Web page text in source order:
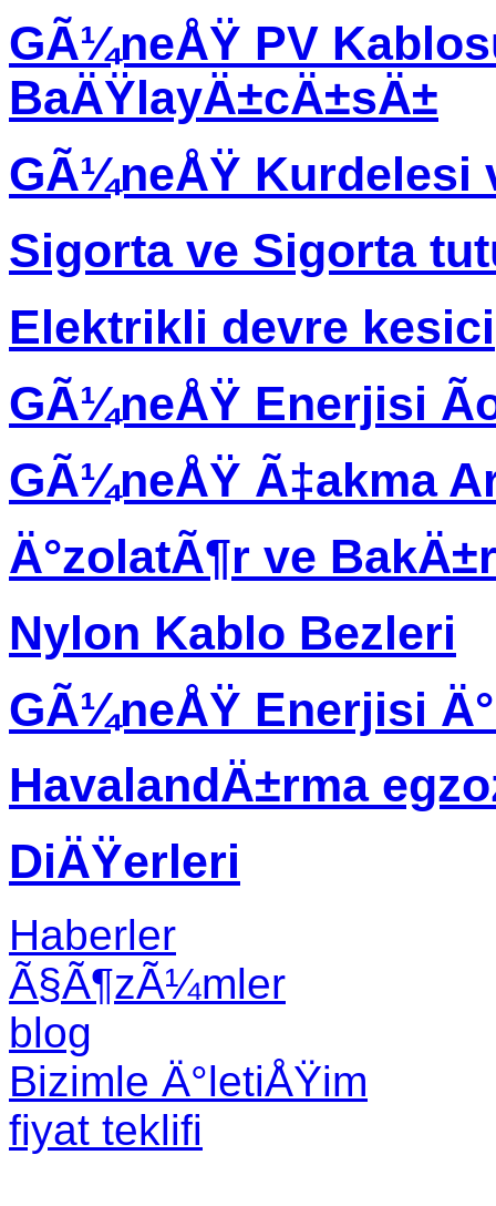
GÃ¼neÅŸ PV
BaÄŸlayÄ±cÄ±sÄ±
GÃ¼neÅŸ Kurdelesi
Sigorta ve Sigorta
Elektrikli devre kesici
GÃ¼neÅŸ Enerjisi
GÃ¼neÅŸ Ã‡akma
Ä°zolatÃ¶r ve
Nylon Kablo Bezleri
GÃ¼neÅŸ Enerjisi
HavalandÄ±rma
DiÄŸerleri
Haberler
Ã§Ã¶zÃ¼mler
blog
Bizimle Ä°letiÅŸim
fiyat teklifi